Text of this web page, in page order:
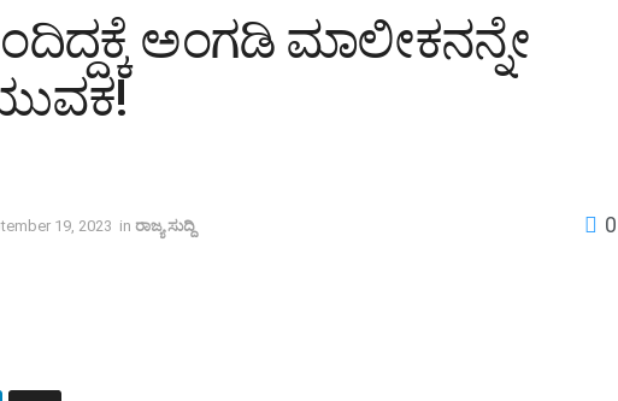
ಅಂಗಡಿ ಮಾಲೀಕನನ್ನೇ
19, 2023 in ರಾಜ್ಯ ಸುದ್ದಿ 0